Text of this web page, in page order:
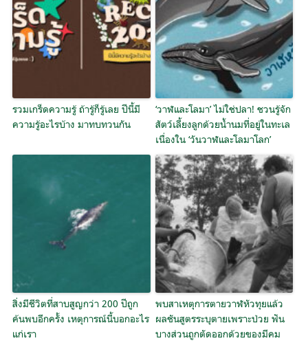
รวมเกร็ดความรู้ ถ้ารู้ก็รู้เลย ปีนี้มี
ความรู้อะไรบ้าง มาทบทวนกัน
‘วาฬและโลมา’ ไม่ใช่ปลา! ชวนรู้จัก
สัตว์เลี้ยงลูกด้วยน้ำนมที่อยู่ในทะเล
เนื่องใน ‘วันวาฬและโลมาโลก’
สิ่งมีชีวิตที่สาบสูญกว่า 200 ปีถูก
ค้นพบอีกครั้ง เหตุการณ์นี้บอกอะไร
แก่เรา
พบสาเหตุการตายวาฬหัวทุยแล้ว
ผลชันสูตรระบุตายเพราะป่วย ฟัน
บางส่วนถูกตัดออกด้วยของมีคม